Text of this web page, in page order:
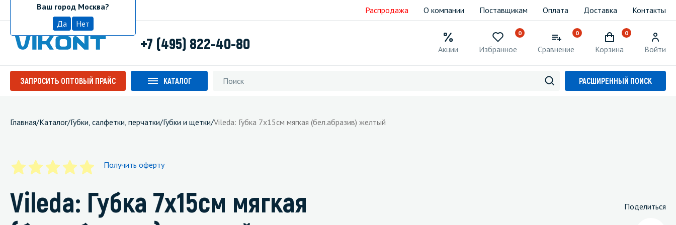
МоскваВаш город Москва?
Да
Нет
Распродажа О компании Поставщикам Оплата Доставка Контакты
+7 (495) 822-40-80 Акции
0
Избранное
0
Сравнение
0
Корзина Войти
ЗАПРОСИТЬ ОПТОВЫЙ ПРАЙС КАТАЛОГ РАСШИРЕННЫЙ ПОИСК
Главная/Каталог/Губки, салфетки, перчатки/Губки и щетки/Vileda: Губка 7х15см мягкая (бел.абразив) желтый
Получить оферту
Поделиться
Vileda: Губка 7х15см мягкая